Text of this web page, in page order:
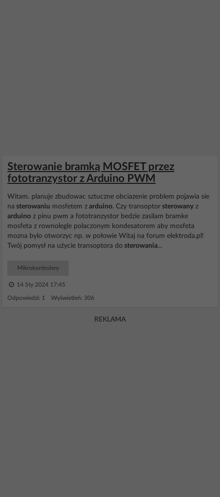
Sterowanie bramką MOSFET przez
fototranzystor z Arduino PWM
Witam. planuje zbudowac sztuczne obciazenie problem pojawia sie
na sterowaniu mosfetem z arduino. Czy transoptor sterowany z
arduino z pinu pwm a fototranzystor bedzie zasilam bramke
mosfeta z rownolegle polaczonym kondesatorem aby mosfeta
mozna bylo otworzyc np. w połowie Witaj na forum elektroda.pl!
Twój pomysł na użycie transoptora do sterowania...
Mikrokontrolery
14 Sty 2024 17:45
Odpowiedzi: 1 Wyświetleń: 306
REKLAMA